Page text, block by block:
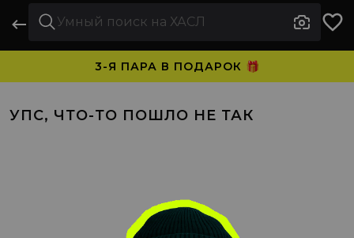
3-Я ПАРА В ПОДАРОК 🎁
УПС, ЧТО-ТО ПОШЛО НЕ ТАК